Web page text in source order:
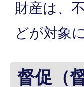
財産は、
どが対象
督促（